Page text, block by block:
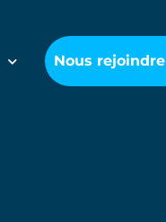
Nous rejoindre